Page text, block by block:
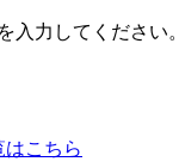
入力してください。
はこちら